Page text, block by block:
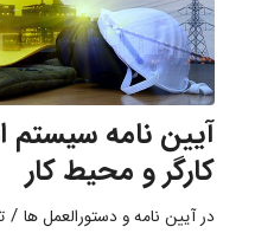
آیین نامه سیستم
کارگر و محیط کار
درآیین نامه و دستورالعمل ها /